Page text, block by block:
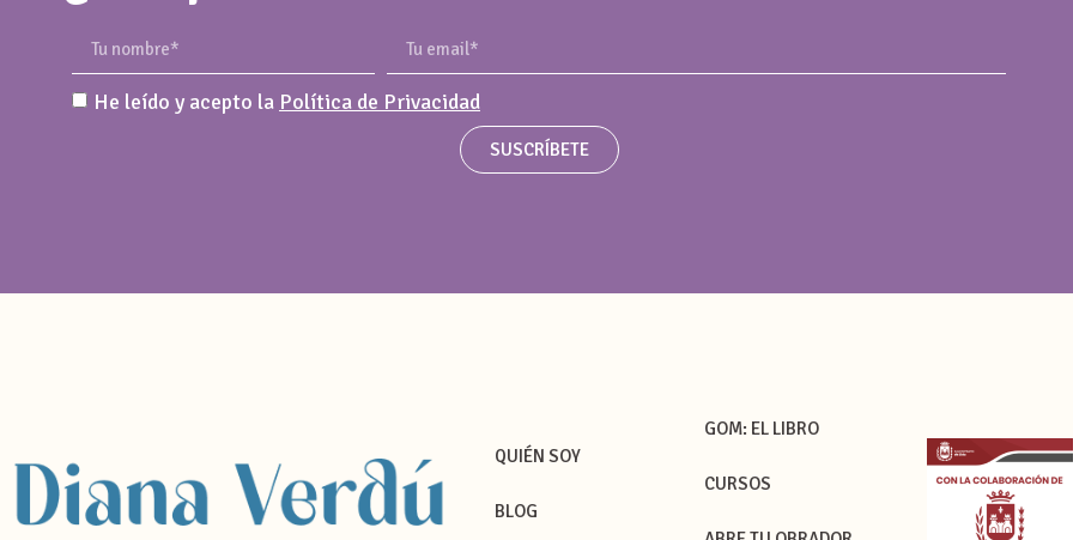
He leído y acepto la Política de Privacidad
SUSCRÍBETE
QUIÉN SOY
BLOG
GOM: EL LIBRO
CURSOS